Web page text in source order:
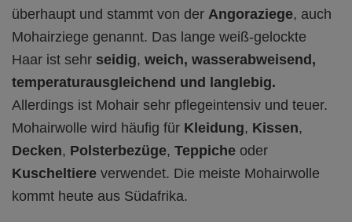
überhaupt und stammt von der Angoraziege, auch
Mohairziege genannt. Das lange weiß-gelockte
Haar ist sehr seidig, weich, wasserabweisend,
temperaturausgleichend und langlebig.
Allerdings ist Mohair sehr pflegeintensiv und teuer.
Mohairwolle wird häufig für Kleidung, Kissen,
Decken, Polsterbezüge, Teppiche oder
Kuscheltiere verwendet. Die meiste Mohairwolle
kommt heute aus Südafrika.